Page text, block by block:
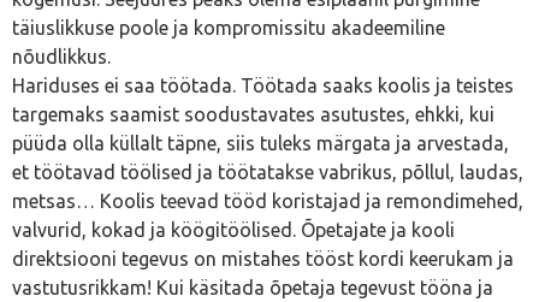
täiuslikkuse poole ja kompromissitu akadeemiline
nõudlikkus.
Hariduses ei saa töötada. Töötada saaks koolis ja teistes
targemaks saamist soodustavates asutustes, ehkki, kui
püüda olla küllalt täpne, siis tuleks märgata ja arvestada,
et töötavad töölised ja töötatakse vabrikus, põllul, laudas,
metsas… Koolis teevad tööd koristajad ja remondimehed,
valvurid, kokad ja köögitöölised. Õpetajate ja kooli
direktsiooni tegevus on mistahes tööst kordi keerukam ja
vastutusrikkam! Kui käsitada õpetaja tegevust tööna ja